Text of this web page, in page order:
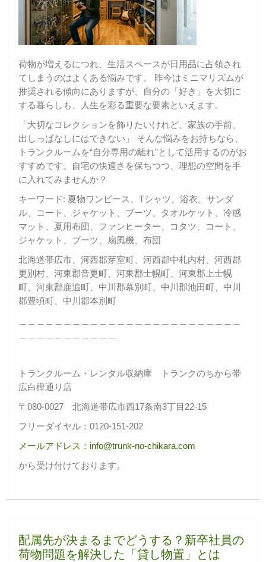
荷物が増えるにつれ、生活スペースが日用品に占領され
てしまうのはよくある悩みです。 昨今はミニマリズムが
推奨される傾向にありますが、自分の「好き」を大切に
する暮らしも、人生を彩る重要な要素といえます。
「大切なコレクションを飾りたいけれど、家族の手前、
出しっぱなしにはできない」 そんな悩みをお持ちなら、
トランクルームを“自分専用の離れ”として活用するのがお
すすめです。自宅の快適さを保ちつつ、理想の空間を手
に入れてみませんか？
キーワード: 夏物ワンピース、Tシャツ、浴衣、サンダ
ル、コート、ジャケット、ブーツ、タオルケット、冷感
マット、夏用布団、ファンヒーター、コタツ、コート、
ジャケット、ブーツ、扇風機、布団
北海道帯広市、河西郡芽室町、河西郡中札内村、河西郡
更別村、河東郡音更町、河東郡士幌町、河東郡上士幌
町、河東郡鹿追町、中川郡幕別町、中川郡池田町、中川
郡豊頃町、中川郡本別町
トランクルーム・レンタル収納庫 トランクのちから帯
広白樺通り店
〒080-0027 北海道帯広市西17条南3丁目22-15
フリーダイヤル：0120-151-202
メールアドレス：info@trunk-no-chikara.com
から受け付けております。
配属先が決まるまでどうする？新卒社員の
荷物問題を解決した「貸し物置」とは